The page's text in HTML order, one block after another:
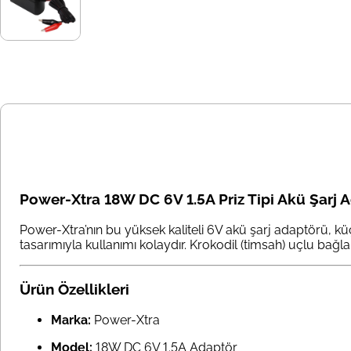
Power-Xtra 18W DC 6V 1.5A Priz Tipi Akü Şarj
Power-Xtra’nın bu yüksek kaliteli 6V akü şarj adaptörü,
tasarımıyla kullanımı kolaydır. Krokodil (timsah) uçlu
Ürün Özellikleri
Marka: Power-Xtra
Model: 18W DC 6V 1.5A Adaptör